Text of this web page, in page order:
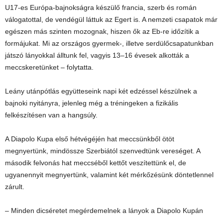
U17-es Európa-bajnokságra készülő francia, szerb és román
válogatottal, de vendégül láttuk az Egert is. A nemzeti csapatok már
egészen más szinten mozognak, hiszen ők az Eb-re időzítik a
formájukat. Mi az országos gyermek-, illetve serdülőcsapatunkban
játszó lányokkal álltunk fel, vagyis 13–16 évesek alkották a
meccskeretünket – folytatta.
Leány utánpótlás együtteseink napi két edzéssel készülnek a
bajnoki nyitányra, jelenleg még a tréningeken a fizikális
felkészítésen van a hangsúly.
A Diapolo Kupa első hétvégéjén hat meccsünkből ötöt
megnyertünk, mindössze Szerbiától szenvedtünk vereséget. A
második felvonás hat meccséből kettőt veszítettünk el, de
ugyanennyit megnyertünk, valamint két mérkőzésünk döntetlennel
zárult.
– Minden dicséretet megérdemelnek a lányok a Diapolo Kupán